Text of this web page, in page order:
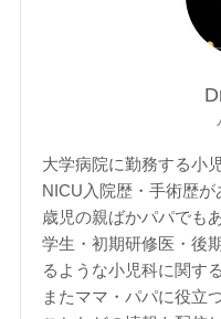
大学病院に勤務する小
NICU入院歴・手術歴
歳児の親ばかパパでも
学生・初期研修医・後
るような小児科に関す
またママ・パパに役立